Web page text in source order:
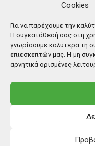
Cookies
Για να παρέχουμε την
Η συγκατάθεσή σας στη
γνωρίσουμε καλύτερα τη
επιεσκεπτών μας. Η μη
αρνητικά ορισμένες
©